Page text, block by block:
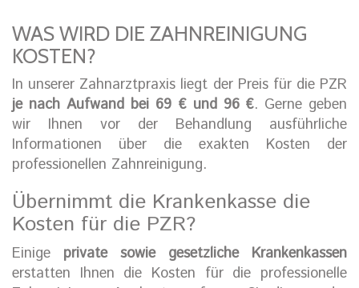
WAS WIRD DIE ZAHNREINIGUNG
KOSTEN?
In unserer Zahnarztpraxis liegt der Preis für die PZR
je nach Aufwand bei 69 € und 96 €. Gerne geben
wir Ihnen vor der Behandlung ausführliche
Informationen über die exakten Kosten der
professionellen Zahnreinigung.
Übernimmt die Krankenkasse die
Kosten für die PZR?
Einige private sowie gesetzliche Krankenkassen
erstatten Ihnen die Kosten für die professionelle